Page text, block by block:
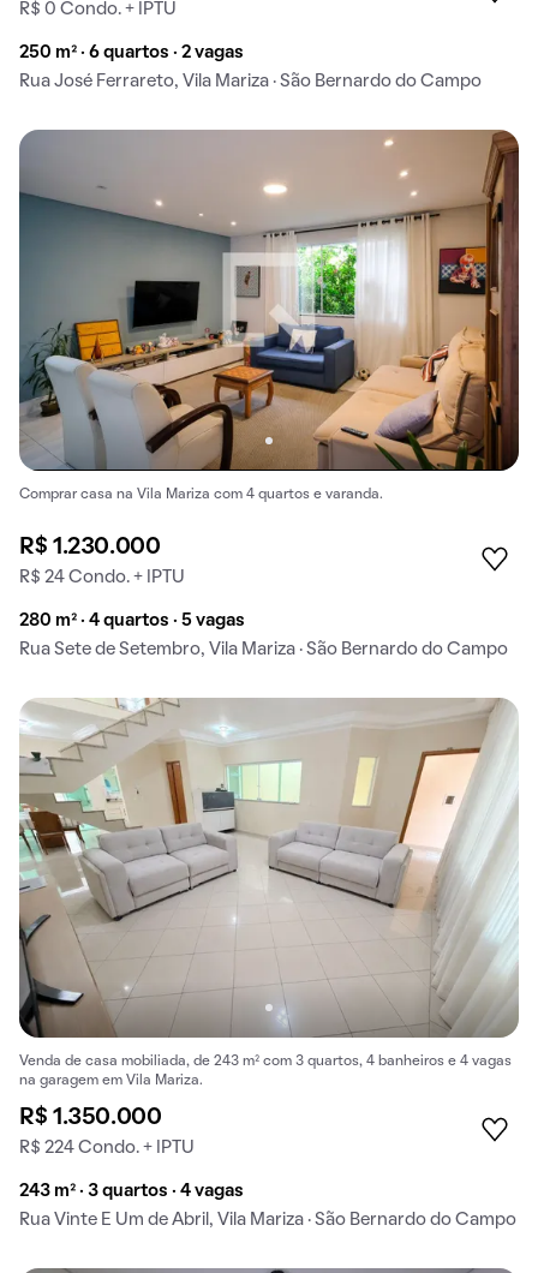
R$ 0 Condo. + IPTU
250 m² · 6 quartos · 2 vagas
Rua José Ferrareto, Vila Mariza · São Bernardo do Campo
Comprar casa na Vila Mariza com 4 quartos e varanda.
R$ 1.230.000
R$ 24 Condo. + IPTU
280 m² · 4 quartos · 5 vagas
Rua Sete de Setembro, Vila Mariza · São Bernardo do Campo
Venda de casa mobiliada, de 243 m² com 3 quartos, 4 banheiros e 4 vagas
na garagem em Vila Mariza.
R$ 1.350.000
R$ 224 Condo. + IPTU
243 m² · 3 quartos · 4 vagas
Rua Vinte E Um de Abril, Vila Mariza · São Bernardo do Campo